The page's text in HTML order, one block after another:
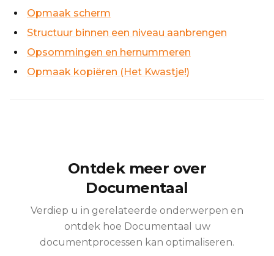
Opmaak scherm
Structuur binnen een niveau aanbrengen
Opsommingen en hernummeren
Opmaak kopiëren (Het Kwastje!)
Ontdek meer over
Documentaal
Verdiep u in gerelateerde onderwerpen en
ontdek hoe Documentaal uw
documentprocessen kan optimaliseren.